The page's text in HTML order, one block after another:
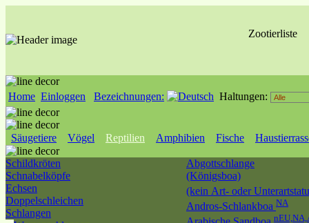
Zootierliste
Home Einloggen Bezeichnungen: Haltungen:
Säugetiere Vögel Reptilien Amphibien Fische
Schildkröten
Schnabelköpfe
Echsen
Doppelschleichen
Schlangen
Abgottschlange
(Königsboa)
(kein Art- oder
Andros-Schlankboa NA